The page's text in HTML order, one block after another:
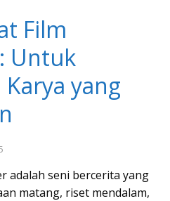
Film
Untuk
yang
adalah seni bercerita yang
matang, riset mendalam,